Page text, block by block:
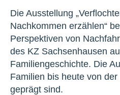
Die Ausstellung
Nachkommen erzählen“
Perspektiven von
des KZ Sachsenhausen
Familiengeschichte. Die
Familien bis heute von
geprägt sind.